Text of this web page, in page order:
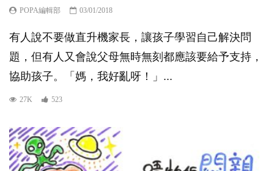
POPA編輯部 03/01/2018
有人說不要做直升機家長，讓孩子學習自己解決問
題，但有人又會說父母無時無刻都應該要給予支持，
協助孩子。「媽，我好亂呀！」...
27K 523